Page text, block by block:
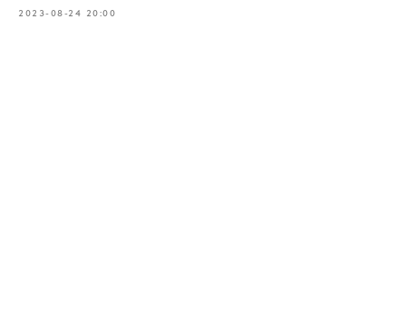
2023-08-24 20:00